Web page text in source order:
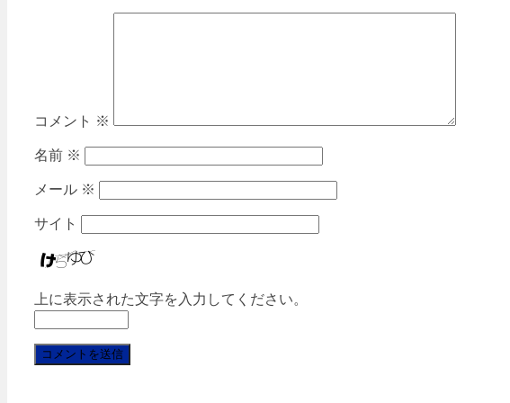
コメント ※
名前 ※
メール ※
サイト
上に表示された文字を入力してください。